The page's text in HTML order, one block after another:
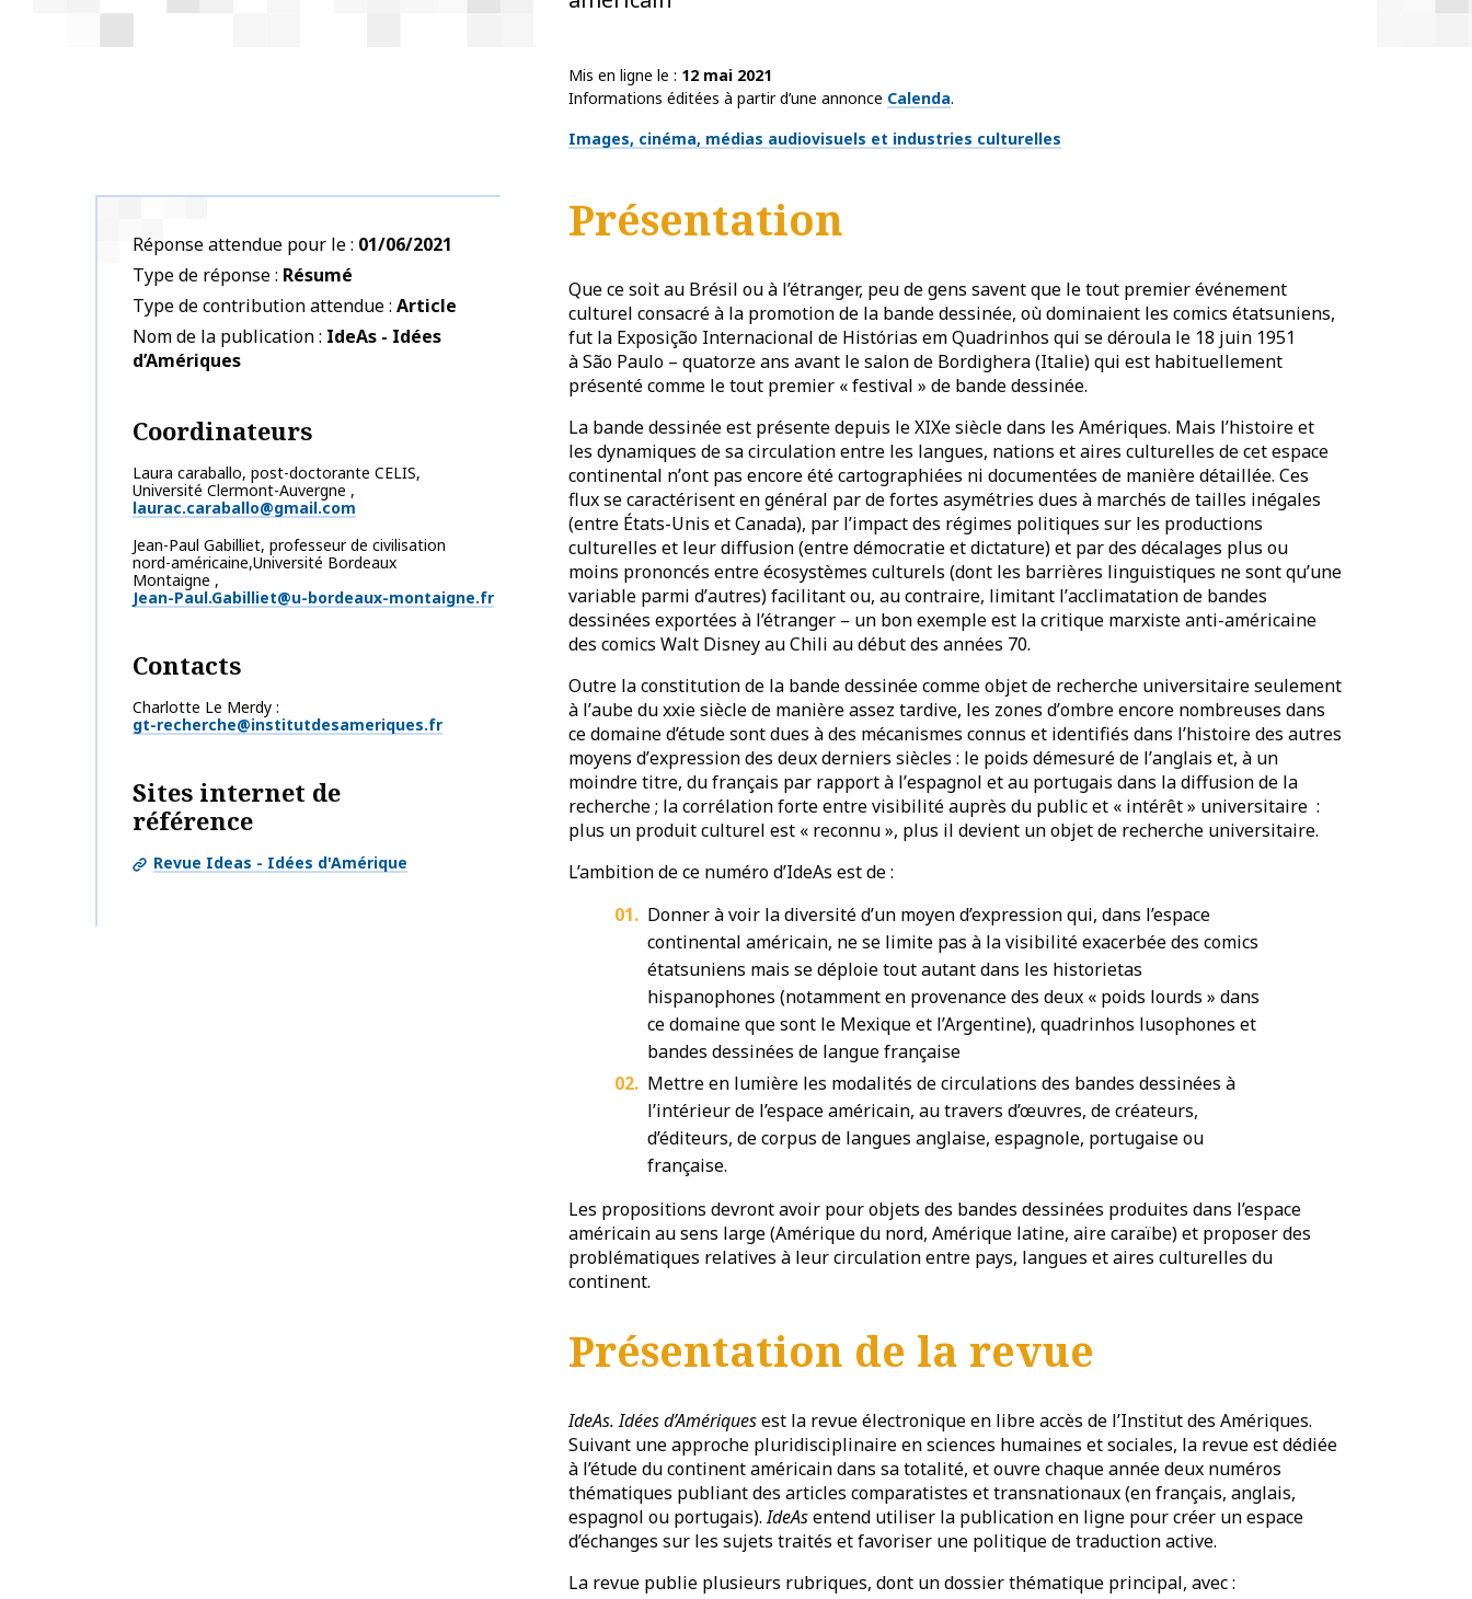
Mis en ligne le
12 mai 2021
Informations éditées à partir d’une annonce Calenda.
Thématiques
Images, cinéma, médias audiovisuels et industries culturelles
Réponse attendue pour le 01/06/2021
Type de réponse Résumé
Type de contribution attendue Article
Nom de la publication IdeAs - Idées
d’Amériques
Coordinateurs
Laura caraballo, post-doctorante CELIS,
Université Clermont-Auvergne ,
laurac.caraballo@gmail.com
Jean-Paul Gabilliet, professeur de civilisation
nord-américaine,Université Bordeaux
Montaigne ,
Jean-Paul.Gabilliet@u-bordeaux-montaigne.fr
Contacts
Charlotte Le Merdy
gt-recherche@institutdesameriques.fr
Sites internet de
référence
Revue Ideas - Idées d'Amérique
Présentation
Que ce soit au Brésil ou à l’étranger, peu de gens savent que le tout premier événement
culturel consacré à la promotion de la bande dessinée, où dominaient les comics étatsuniens,
fut la Exposição Internacional de Histórias em Quadrinhos qui se déroula le 18 juin 1951
àSão Paulo – quatorze ans avant le salon de Bordighera (Italie) qui est habituellement
présenté comme le tout premier «festival » de bande dessinée.
La bande dessinée est présente depuis le XIXe siècle dans les Amériques. Mais l’histoire et
les dynamiques de sa circulation entre les langues, nations et aires culturelles de cet espace
continental n’ont pas encore été cartographiées ni documentées de manière détaillée. Ces
flux se caractérisent en général par de fortes asymétries dues à marchés de tailles inégales
(entre États-Unis et Canada), par l’impact des régimes politiques sur les productions
culturelles et leur diffusion (entre démocratie et dictature) et par des décalages plus ou
moins prononcés entre écosystèmes culturels (dont les barrières linguistiques ne sont qu’une
variable parmi d’autres) facilitant ou, au contraire, limitant l’acclimatation de bandes
dessinées exportées à l’étranger – un bon exemple est la critique marxiste anti-américaine
des comics Walt Disney au Chili au début des années 70.
Outre la constitution de la bande dessinée comme objet de recherche universitaire seulement
à l’aube du xxie siècle de manière assez tardive, les zones d’ombre encore nombreuses dans
ce domaine d’étude sont dues à des mécanismes connus et identifiés dans l’histoire des autres
moyens d’expression des deux derniers siècles : le poids démesuré de l’anglais et, à un
moindre titre, du français par rapport à l’espagnol et au portugais dans la diffusion de la
recherche; la corrélation forte entre visibilité auprès du public et « intérêt» universitaire :
plus un produit culturel est « reconnu», plus il devient un objet de recherche universitaire.
L’ambition de ce numéro d’IdeAs est de :
Donner à voir la diversité d’un moyen d’expression qui, dans l’espace
continental américain, ne se limite pas à la visibilité exacerbée des comics
étatsuniens mais se déploie tout autant dans les historietas
hispanophones (notamment en provenance des deux « poids lourds » dans
ce domaine que sont le Mexique et l’Argentine), quadrinhos lusophones et
bandes dessinées de langue française
Mettre en lumière les modalités de circulations des bandes dessinées à
l’intérieur de l’espace américain, au travers d’œuvres, de créateurs,
d’éditeurs, de corpus de langues anglaise, espagnole, portugaise ou
française.
Les propositions devront avoir pour objets des bandes dessinées produites dans l’espace
américain au sens large (Amérique du nord, Amérique latine, aire caraïbe) et proposer des
problématiques relatives à leur circulation entre pays, langues et aires culturelles du
continent.
Présentation de la revue
IdeAs. Idées d’Amériquesest la revue électronique en libre accès de l’Institut des Amériques.
Suivant une approche pluridisciplinaire en sciences humaines et sociales, la revue est dédiée
à l’étude du continent américain dans sa totalité, et ouvre chaque année deux numéros
thématiques publiant des articles comparatistes et transnationaux (en français, anglais,
espagnol ou portugais).IdeAsentend utiliser la publication en ligne pour créer un espace
d’échanges sur les sujets traités et favoriser une politique de traduction active.
La revue publie plusieurs rubriques, dont un dossier thématique principal, avec :